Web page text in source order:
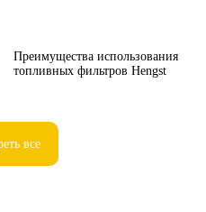
Преимущества использования
топливных фильтров Hengst
все